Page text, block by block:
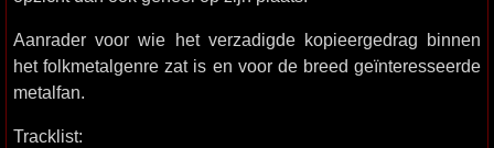
Aanrader voor wie het verzadigde kopieergedrag binnen
het folkmetalgenre zat is en voor de breed geïnteresseerde
metalfan.
Tracklist: